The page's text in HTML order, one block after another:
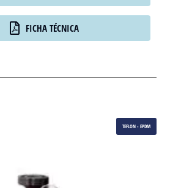
FICHA TÉCNICA
TEFLON - EPDM